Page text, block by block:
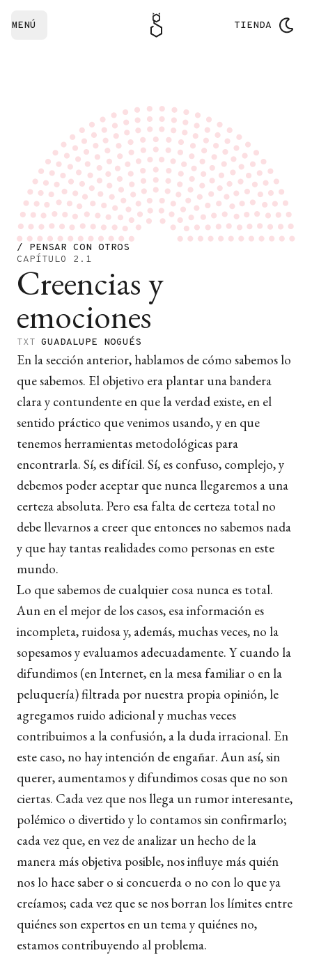
MENÚ TIENDA
/ PENSAR CON OTROS
CAPÍTULO 2.1
Creencias y
emociones
TXT GUADALUPE NOGUÉS
En la sección anterior, hablamos de cómo sabemos lo
que sabemos. El objetivo era plantar una bandera
clara y contundente en que la verdad existe, en el
sentido práctico que venimos usando, y en que
tenemos herramientas metodológicas para
encontrarla. Sí, es difícil. Sí, es confuso, complejo, y
debemos poder aceptar que nunca llegaremos a una
certeza absoluta. Pero esa falta de certeza total no
debe llevarnos a creer que entonces no sabemos nada
y que hay tantas realidades como personas en este
mundo.
Lo que sabemos de cualquier cosa nunca es total.
Aun en el mejor de los casos, esa información es
incompleta, ruidosa y, además, muchas veces, no la
sopesamos y evaluamos adecuadamente. Y cuando la
difundimos (en Internet, en la mesa familiar o en la
peluquería) filtrada por nuestra propia opinión, le
agregamos ruido adicional y muchas veces
contribuimos a la confusión, a la duda irracional. En
este caso, no hay intención de engañar. Aun así, sin
querer, aumentamos y difundimos cosas que no son
ciertas. Cada vez que nos llega un rumor interesante,
polémico o divertido y lo contamos sin confirmarlo;
cada vez que, en vez de analizar un hecho de la
manera más objetiva posible, nos influye más quién
nos lo hace saber o si concuerda o no con lo que ya
creíamos; cada vez que se nos borran los límites entre
quiénes son expertos en un tema y quiénes no,
estamos contribuyendo al problema.